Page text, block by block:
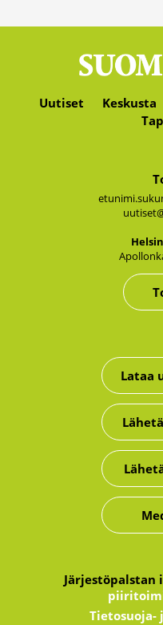
Uutiset Keskusta
Lataa
Järjestöpalstan
Tietosuoja-